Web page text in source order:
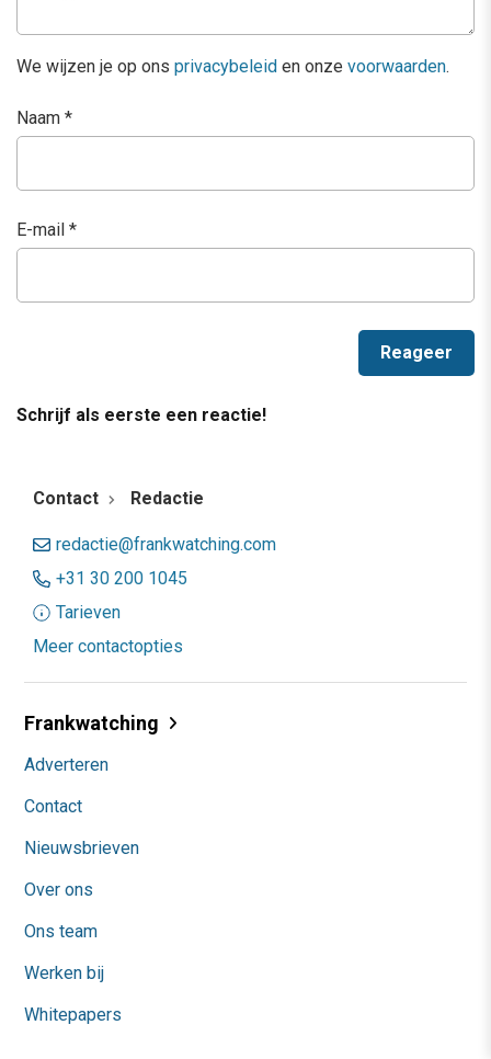
We wijzen je op ons privacybeleid en onze voorwaarden.
Naam *
E-mail *
Schrijf als eerste een reactie!
Contact Redactie
redactie@frankwatching.com
+31 30 200 1045
Tarieven
Meer contactopties
Frankwatching
Adverteren
Contact
Nieuwsbrieven
Over ons
Ons team
Werken bij
Whitepapers